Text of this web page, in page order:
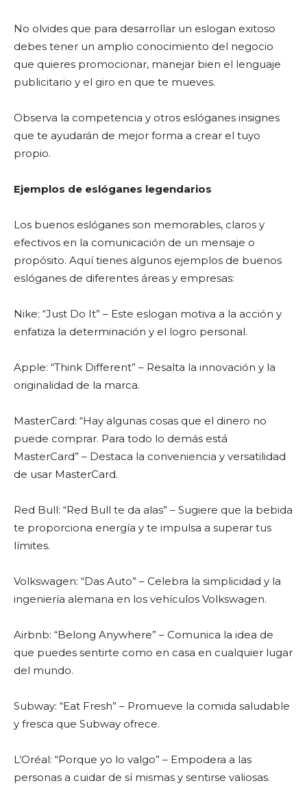
No olvides que para desarrollar un eslogan exitoso
debes tener un amplio conocimiento del negocio
que quieres promocionar, manejar bien el lenguaje
publicitario y el giro en que te mueves.
Observa la competencia y otros eslóganes insignes
que te ayudarán de mejor forma a crear el tuyo
propio.
Ejemplos de eslóganes legendarios
Los buenos eslóganes son memorables, claros y
efectivos en la comunicación de un mensaje o
propósito. Aquí tienes algunos ejemplos de buenos
eslóganes de diferentes áreas y empresas:
Nike: “Just Do It” – Este eslogan motiva a la acción y
enfatiza la determinación y el logro personal.
Apple: “Think Different” – Resalta la innovación y la
originalidad de la marca.
MasterCard: “Hay algunas cosas que el dinero no
puede comprar. Para todo lo demás está
MasterCard” – Destaca la conveniencia y versatilidad
de usar MasterCard.
Red Bull: “Red Bull te da alas” – Sugiere que la bebida
te proporciona energía y te impulsa a superar tus
límites.
Volkswagen: “Das Auto” – Celebra la simplicidad y la
ingeniería alemana en los vehículos Volkswagen.
Airbnb: “Belong Anywhere” – Comunica la idea de
que puedes sentirte como en casa en cualquier lugar
del mundo.
Subway: “Eat Fresh” – Promueve la comida saludable
y fresca que Subway ofrece.
L’Oréal: “Porque yo lo valgo” – Empodera a las
personas a cuidar de sí mismas y sentirse valiosas.